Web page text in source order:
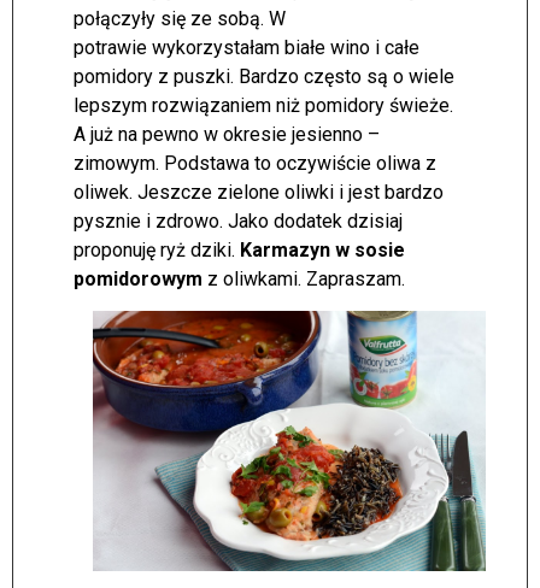
połączyły się ze sobą. W
potrawie wykorzystałam białe wino i całe
pomidory z puszki. Bardzo często są o wiele
lepszym rozwiązaniem niż pomidory świeże.
A już na pewno w okresie jesienno –
zimowym. Podstawa to oczywiście oliwa z
oliwek. Jeszcze zielone oliwki i jest bardzo
pysznie i zdrowo. Jako dodatek dzisiaj
proponuję ryż dziki. Karmazyn w sosie
pomidorowym z oliwkami. Zapraszam.